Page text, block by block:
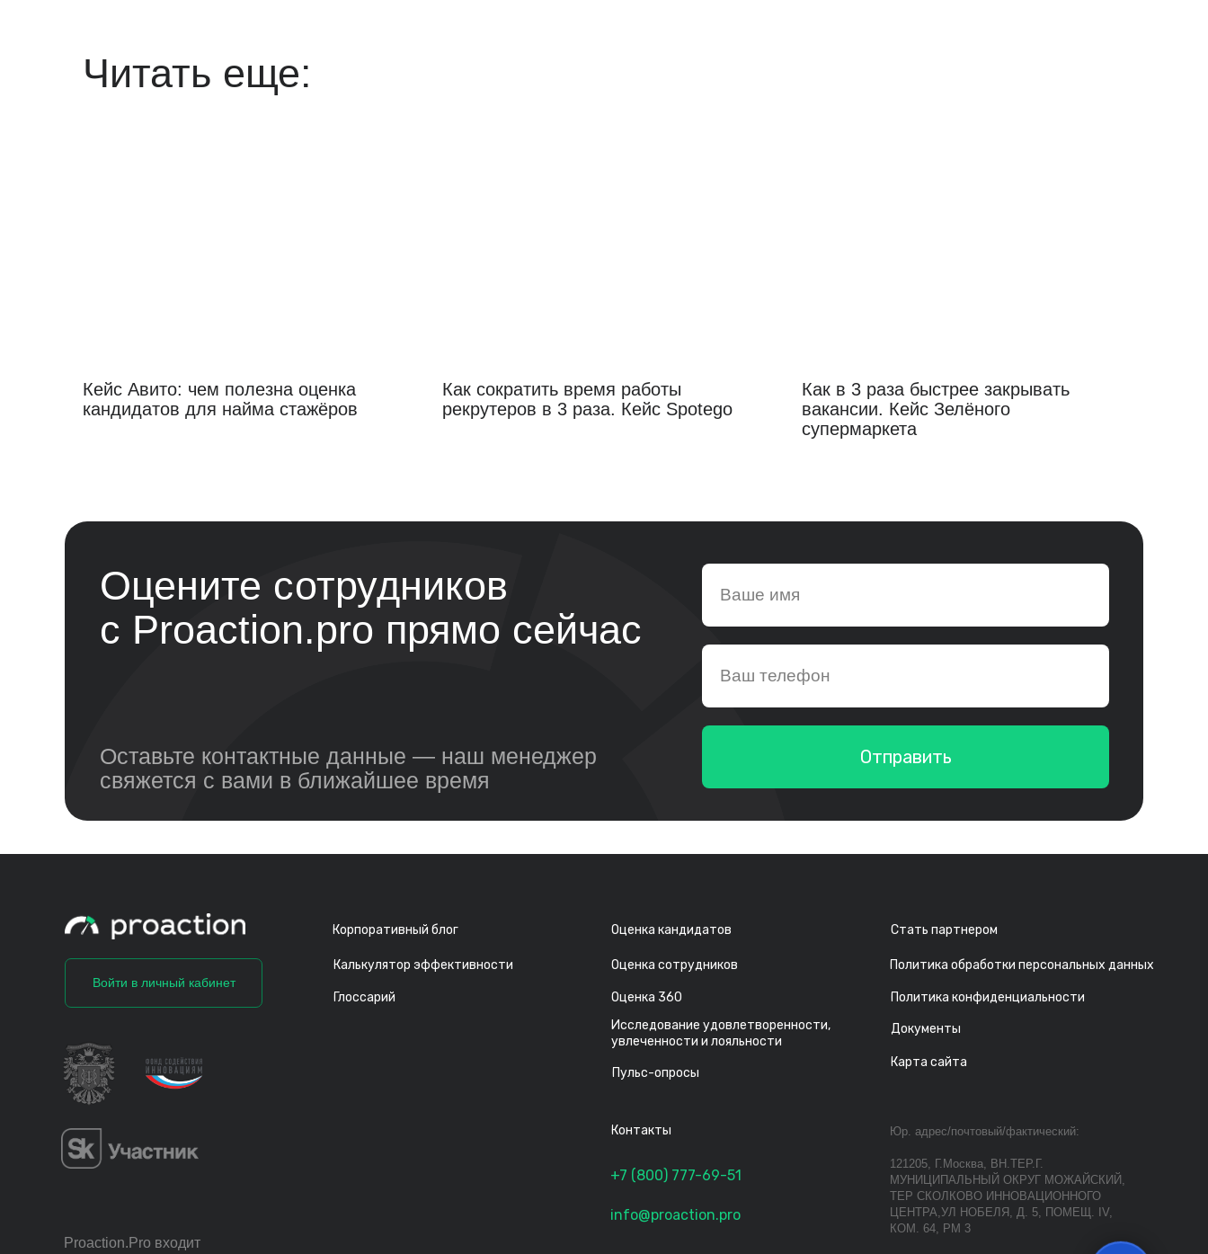
Читать еще:
Кейс Авито: чем полезна оценка
кандидатов для найма стажёров
Как сократить время работы
рекрутеров в 3 раза. Кейс Spotego
Как в 3 раза быстрее закрывать
вакансии. Кейс Зелёного
супермаркета
Оставьте контактные данные — наш менеджер
свяжется с вами в ближайшее время
Оцените сотрудников
с Proaction.pro прямо сейчас
Отправить
Войти в личный кабинет
Оценка кандидатов
Политика конфиденциальности
Документы
Карта сайта
Оценка сотрудников
Стать партнером
Оценка 360
Исследование удовлетворенности,
увлеченности и лояльности
Пульс-опросы
Корпоративный блог
Калькулятор эффективности
+7 (800) 777-69-51
info@proaction.pro
Политика обработки персональных данных
Proaction.Pro входит
Юр. адрес/почтовый/фактический:
121205, Г.Москва, ВН.ТЕР.Г.
МУНИЦИПАЛЬНЫЙ ОКРУГ МОЖАЙСКИЙ,
ТЕР СКОЛКОВО ИННОВАЦИОННОГО
ЦЕНТРА,УЛ НОБЕЛЯ, Д. 5, ПОМЕЩ. IV,
КОМ. 64, РМ 3
Глоссарий
Контакты